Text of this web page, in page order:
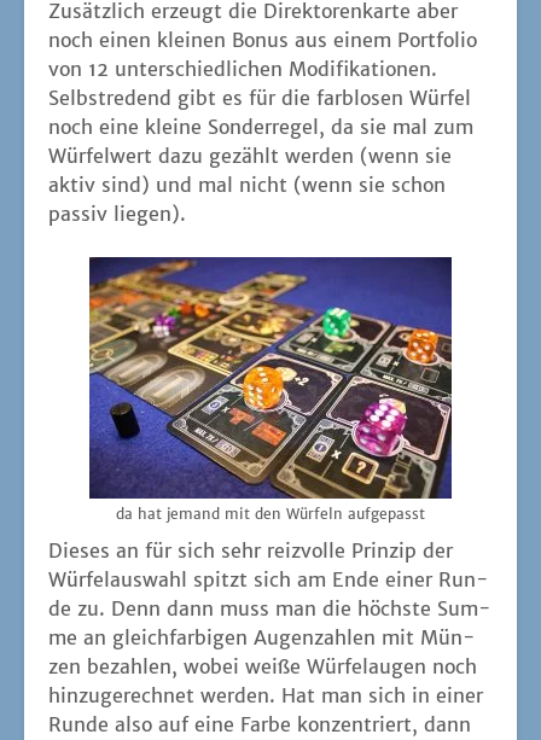
Zusätz­lich erzeugt die Direk­to­ren­kar­te aber
noch einen klei­nen Bonus aus einem Port­fo­lio
von 12 unter­schied­li­chen Modi­fi­ka­tio­nen.
Selbst­re­dend gibt es für die farb­lo­sen Wür­fel
noch eine klei­ne Son­der­re­gel, da sie mal zum
Wür­fel­wert dazu gezählt wer­den (wenn sie
aktiv sind) und mal nicht (wenn sie schon
pas­siv liegen).
da hat jemand mit den Wür­feln aufgepasst
Die­ses an für sich sehr reiz­vol­le Prin­zip der
Wür­fel­aus­wahl spitzt sich am Ende einer Run­
de zu. Denn dann muss man die höchs­te Sum­
me an gleich­far­bi­gen Augen­zah­len mit Mün­
zen bezah­len, wobei wei­ße Wür­fel­au­gen noch
hin­zu­ge­rech­net wer­den. Hat man sich in einer
Run­de also auf eine Far­be kon­zen­triert, dann